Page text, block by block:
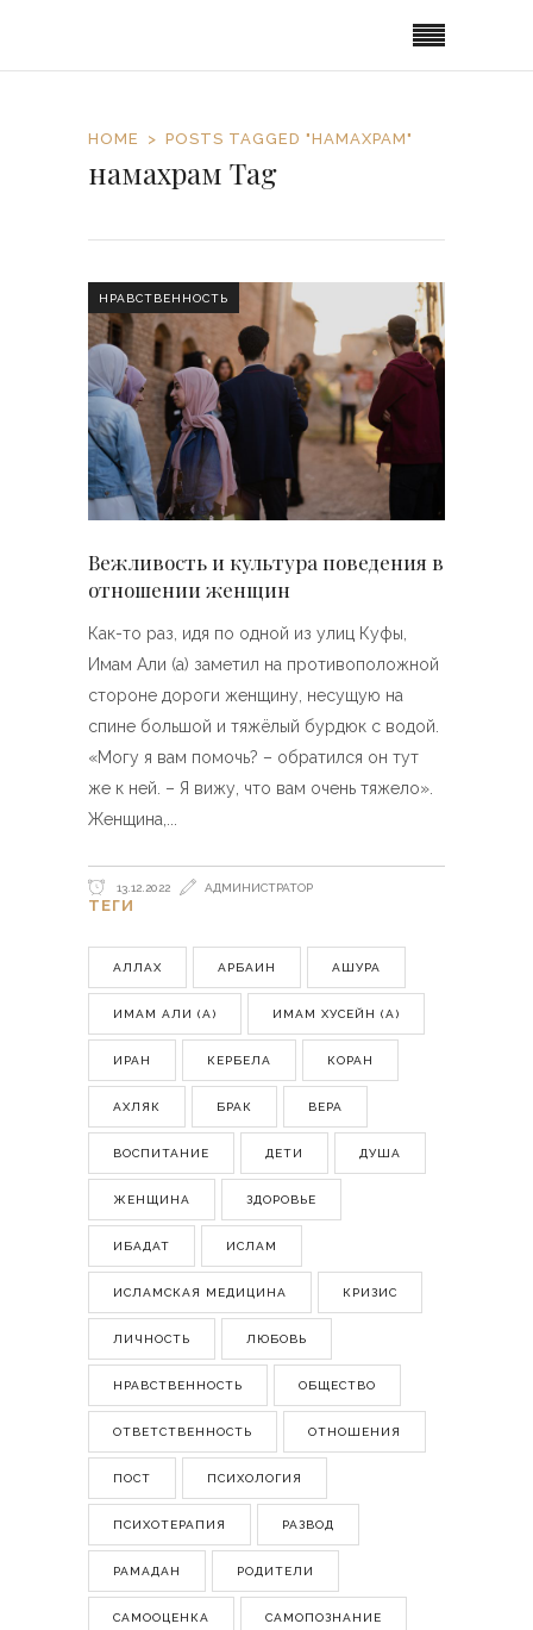
HOME POSTS TAGGED "НАМАХРАМ"
намахрам Tag
НРАВСТВЕННОСТЬ
Вежливость и культура поведения в
отношении женщин
Как-то раз, идя по одной из улиц Куфы,
Имам Али (а) заметил на противоположной
стороне дороги женщину, несущую на
спине большой и тяжёлый бурдюк с водой.
«Могу я вам помочь? – обратился он тут
же к ней. – Я вижу, что вам очень тяжело».
Женщина,
13.12.2022 АДМИНИСТРАТОР
ТЕГИ
АЛЛАХ АРБАИН АШУРА
ИМАМ АЛИ (А) ИМАМ ХУСЕЙН (А)
ИРАН КЕРБЕЛА КОРАН
АХЛЯК БРАК ВЕРА
ВОСПИТАНИЕ ДЕТИ ДУША
ЖЕНЩИНА ЗДОРОВЬЕ
ИБАДАТ ИСЛАМ
ИСЛАМСКАЯ МЕДИЦИНА КРИЗИС
ЛИЧНОСТЬ ЛЮБОВЬ
НРАВСТВЕННОСТЬ ОБЩЕСТВО
ОТВЕТСТВЕННОСТЬ ОТНОШЕНИЯ
ПОСТ ПСИХОЛОГИЯ
ПСИХОТЕРАПИЯ РАЗВОД
РАМАДАН РОДИТЕЛИ
САМООЦЕНКА САМОПОЗНАНИЕ